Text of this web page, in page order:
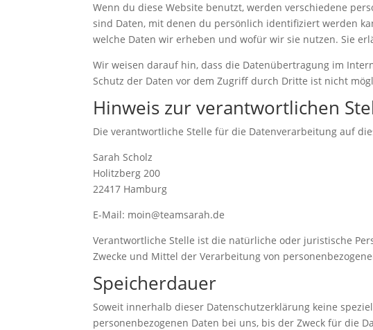
Wenn du diese Website benutzt, werden verschiedene
sind Daten, mit denen du persönlich identifiziert werden
welche Daten wir erheben und wofür wir sie nutzen. Sie
Wir weisen darauf hin, dass die Datenübertragung im
Schutz der Daten vor dem Zugriff durch Dritte ist nicht
Hinweis zur verantwortlichen
Die verantwortliche Stelle für die Datenverarbeitung auf
Sarah Scholz
Holitzberg 200
22417 Hamburg
E-Mail: moin@teamsarah.de
Verantwortliche Stelle ist die natürliche oder juristische
Zwecke und Mittel der Verarbeitung von
Speicherdauer
Soweit innerhalb dieser Datenschutzerklärung keine
personenbezogenen Daten bei uns, bis der Zweck für die